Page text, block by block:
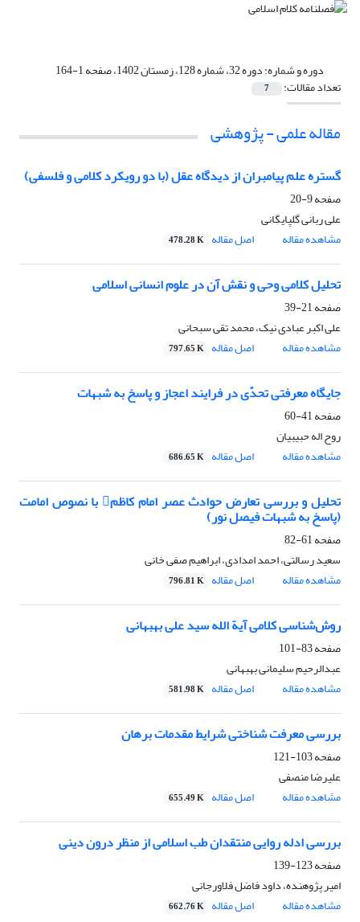
دوره و شماره:دوره 32، شماره 128، زمستان 1402، صفحه 1-164
تعداد مقالات: 7
مقاله علمی - پژوهشی
گستره علم پیامبران از دیدگاه عقل (با دو رویکرد کلامی و فلسفی)
صفحه9-20
علی ربانی گلپایگانی
مشاهده مقاله
اصل مقاله 478.28 K
تحلیل کلامی وحی و نقش آن در علوم انسانی اسلامی
صفحه21-39
علی اکبر عبادی نیک، محمد تقی سبحانی
مشاهده مقاله
اصل مقاله 797.65 K
جایگاه معرفتی تحدّی در فرایند اعجاز و پاسخ به شبهات
صفحه41-60
روح اله حبیبیان
مشاهده مقاله
اصل مقاله 686.65 K
تحلیل و بررسی تعارض حوادث عصر امام کاظم با نصوص امامت
(پاسخ به شبهات فیصل نور)
صفحه61-82
سعید رسالتی، احمد امدادی، ابراهیم صفی خانی
مشاهده مقاله
اصل مقاله 796.81 K
روش‌شناسی کلامی آیة الله سید علی بهبهانی
صفحه83-101
عبدالرحیم سلیمانی بهبهانی
مشاهده مقاله
اصل مقاله 581.98 K
بررسی معرفت شناختی شرایط مقدمات برهان
صفحه103-121
علیرضا منصفی
مشاهده مقاله
اصل مقاله 655.49 K
بررسی ادله روایی منتقدان طب اسلامی از منظر درون دینی
صفحه123-139
امیر پژوهنده، داود فاضل فلاورجانی
مشاهده مقاله
اصل مقاله 662.76 K